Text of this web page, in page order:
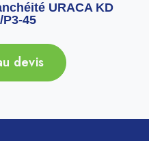
URACA KD
P3-45
devis